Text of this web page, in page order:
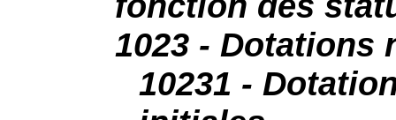
1023 - Dotations
10231 -